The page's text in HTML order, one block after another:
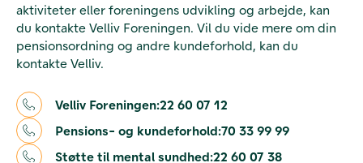
aktiviteter eller foreningens udvikling og arbejde, kan
du kontakte Velliv Foreningen. Vil du vide mere om din
pensionsordning og andre kundeforhold, kan du
kontakte Velliv.
Velliv Foreningen:22 60 07 12
Pensions- og kundeforhold:70 33 99 99
Støtte til mental sundhed:22 60 07 38